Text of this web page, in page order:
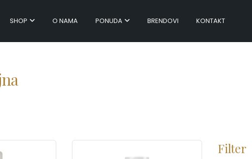
SHOP O NAMA PONUDA BRENDOVI KONTAKT
Filter